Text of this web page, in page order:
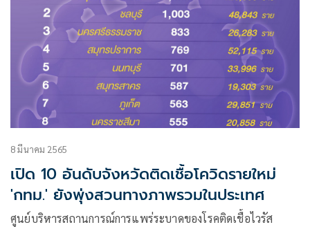
8 มีนาคม 2565
เปิด 10 อันดับจังหวัดติดเชื้อโควิดรายใหม่
'กทม.' ยังพุ่งสวนทางภาพรวมในประเทศ
ศูนย์บริหารสถานการณ์การแพร่ระบาดของโรคติดเชื้อไวรัส